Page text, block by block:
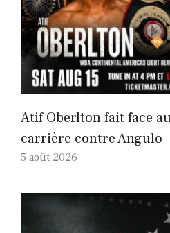
Atif Oberlton fait face
carrière contre Angulo
5 août 2026